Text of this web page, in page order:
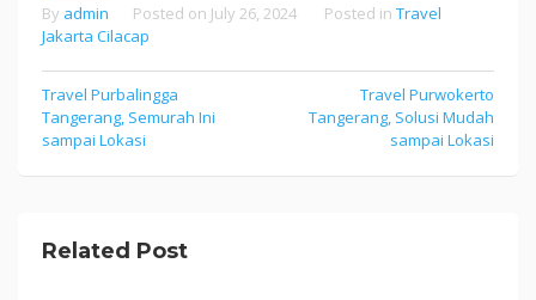
By admin Posted on July 26, 2024 Posted in Travel
Jakarta Cilacap
Post
navigation
Travel Purbalingga
Tangerang, Semurah Ini
sampai Lokasi
Travel Purwokerto
Tangerang, Solusi Mudah
sampai Lokasi
Related Post